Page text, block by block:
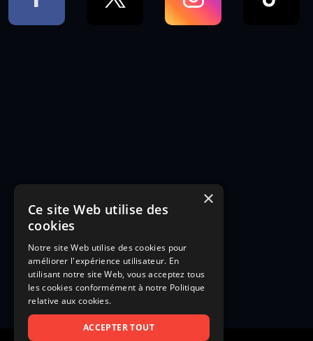
×
Ce site Web utilise des
cookies
Notre site Web utilise des cookies pour
améliorer l'expérience utilisateur. En
utilisant notre site Web, vous acceptez tous
les cookies conformément à notre Politique
relative aux cookies.
ACCEPTER TOUT